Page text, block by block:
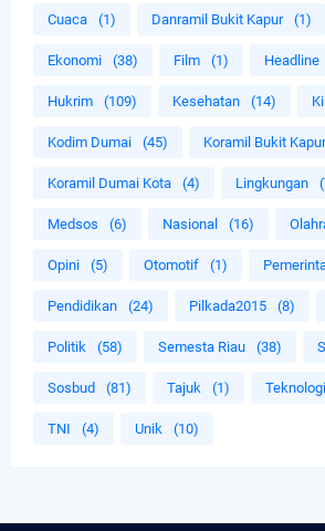
Cuaca (1) Danramil Bukit Kapur (1)
Ekonomi (38) Film (1) Headline
Hukrim (109) Kesehatan (14)
Kodim Dumai (45) Koramil Bukit Kapur
Koramil Dumai Kota (4) Lingkungan
Medsos (6) Nasional (16)
Opini (5) Otomotif (1)
Pendidikan (24) Pilkada2015 (8)
Politik (58) Semesta Riau (38)
Sosbud (81) Tajuk (1) Teknologi
TNI (4) Unik (10)